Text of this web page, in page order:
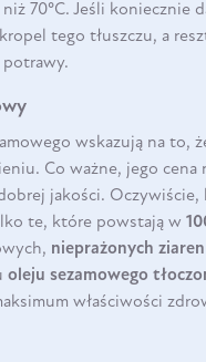
70°C. Jeśli koniecznie
tego tłuszczu, a
wskazują na to,
Co ważne, jego cena
jakości.
te, które powstają w
nieprażonych
oleju sezamowego
właściwości